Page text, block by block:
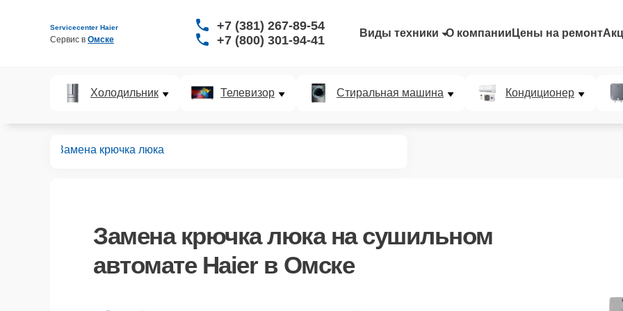
Servicecenter Haier
Сервис в Омске
+7 (381) 267-89-54
+7 (800) 301-94-41
Виды техники О компании Цены на ремонт
Холодильник Телевизор Стиральная машина Кондиционер
Замена крючка люка
Замена крючка люкана сушильном
автомате Haier в Омске